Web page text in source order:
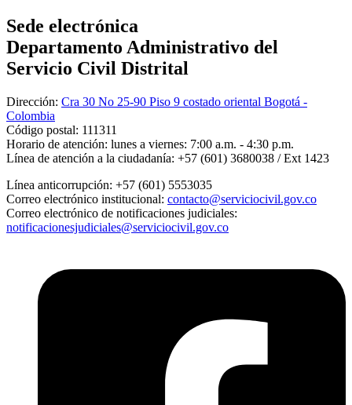
Sede electrónica
Departamento Administrativo del
Servicio Civil Distrital
Dirección: Cra 30 No 25-90 Piso 9 costado oriental Bogotá -
Colombia
Código postal: 111311
Horario de atención: lunes a viernes: 7:00 a.m. - 4:30 p.m.
Línea de atención a la ciudadanía: +57 (601) 3680038 / Ext 1423
Línea anticorrupción: +57 (601) 5553035
Correo electrónico institucional: contacto@serviciocivil.gov.co
Correo electrónico de notificaciones judiciales:
notificacionesjudiciales@serviciocivil.gov.co